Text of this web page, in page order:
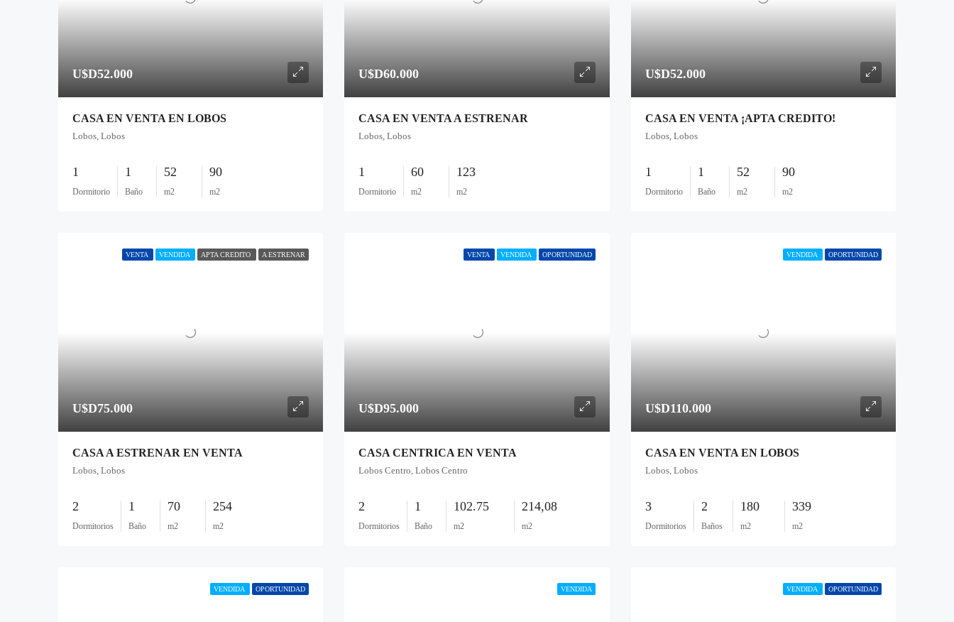
U$D52.000
CASA EN VENTA EN LOBOS
Lobos, Lobos
1
Dormitorio
1
Baño
52
m2
90
m2
U$D60.000
CASA EN VENTA A ESTRENAR
Lobos, Lobos
1
Dormitorio
60
m2
123
m2
U$D52.000
CASA EN VENTA ¡APTA CREDITO!
Lobos, Lobos
1
Dormitorio
1
Baño
52
m2
90
m2
VENTA VENDIDA APTA CREDITO A ESTRENAR
U$D75.000
CASA A ESTRENAR EN VENTA
Lobos, Lobos
2
Dormitorios
1
Baño
70
m2
254
m2
VENTA VENDIDA OPORTUNIDAD
U$D95.000
CASA CENTRICA EN VENTA
Lobos Centro, Lobos Centro
2
Dormitorios
1
Baño
102.75
m2
214,08
m2
VENDIDA OPORTUNIDAD
U$D110.000
CASA EN VENTA EN LOBOS
Lobos, Lobos
3
Dormitorios
2
Baños
180
m2
339
m2
VENDIDA OPORTUNIDAD VENDIDA VENDIDA OPORTUNIDAD